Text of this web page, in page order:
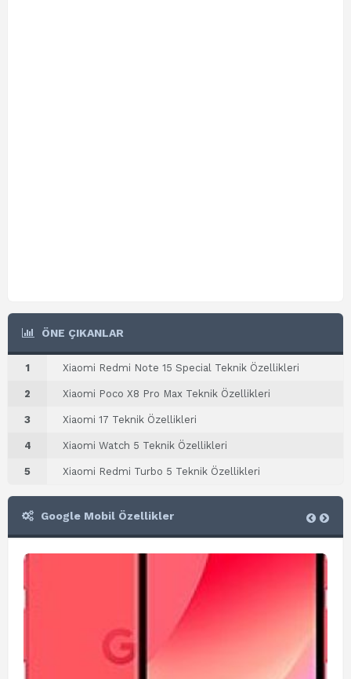
ÖNE ÇIKANLAR
1 Xiaomi Redmi Note 15 Special Teknik Özellikleri
2 Xiaomi Poco X8 Pro Max Teknik Özellikleri
3 Xiaomi 17 Teknik Özellikleri
4 Xiaomi Watch 5 Teknik Özellikleri
5 Xiaomi Redmi Turbo 5 Teknik Özellikleri
Google Mobil Özellikler